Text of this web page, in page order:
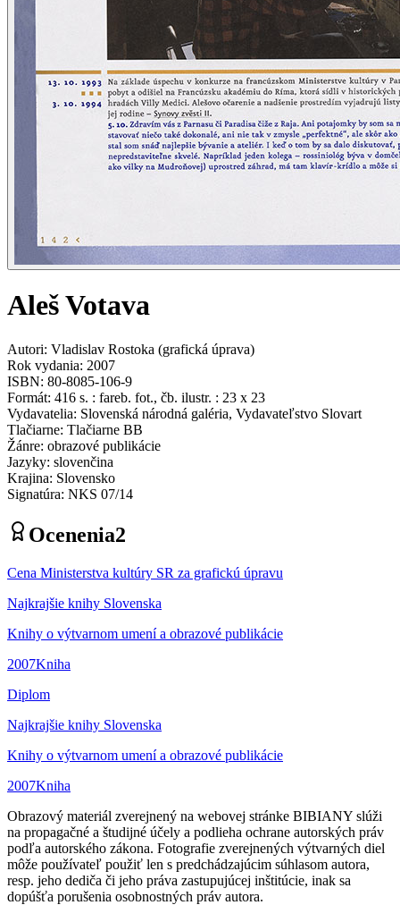
Aleš Votava
Autori: Vladislav Rostoka (grafická úprava)
Rok vydania: 2007
ISBN: 80-8085-106-9
Formát: 416 s. : fareb. fot., čb. ilustr. : 23 x 23
Vydavatelia: Slovenská národná galéria, Vydavateľstvo Slovart
Tlačiarne: Tlačiarne BB
Žánre: obrazové publikácie
Jazyky: slovenčina
Krajina: Slovensko
Signatúra: NKS 07/14
Ocenenia2
Cena Ministerstva kultúry SR za grafickú úpravu
Najkrajšie knihy Slovenska
Knihy o výtvarnom umení a obrazové publikácie
2007Kniha
Diplom
Najkrajšie knihy Slovenska
Knihy o výtvarnom umení a obrazové publikácie
2007Kniha
Obrazový materiál zverejnený na webovej stránke BIBIANY slúži
na propagačné a študijné účely a podlieha ochrane autorských práv
podľa autorského zákona. Fotografie zverejnených výtvarných diel
môže používateľ použiť len s predchádzajúcim súhlasom autora,
resp. jeho dediča či jeho práva zastupujúcej inštitúcie, inak sa
dopúšťa porušenia osobnostných práv autora.